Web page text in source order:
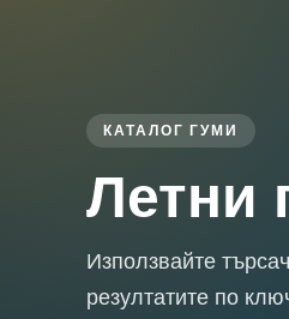
КАТАЛОГ ГУМИ
Летни
Използвайте
резултатите по